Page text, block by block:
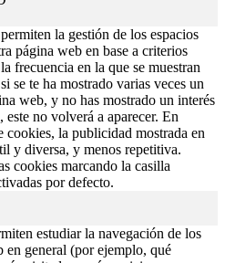
la gestión de los espacios
página web en base a criterios
frecuencia en la que se muestran
se te ha mostrado varias veces un
web, y no has mostrado un interés
no volverá a aparecer. En
cookies, la publicidad mostrada en
y diversa, y menos repetitiva.
cookies marcando la casilla
por defecto.
estudiar la navegación de los
en general (por ejemplo, qué